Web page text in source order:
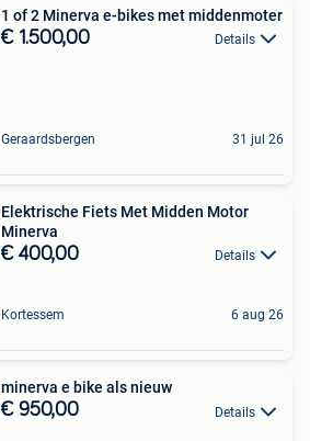
1 of 2 Minerva e-bikes met middenmoter
€ 1.500,00 Details
Geraardsbergen 31 jul 26
Elektrische Fiets Met Midden Motor
Minerva
€ 400,00 Details
Kortessem 6 aug 26
minerva e bike als nieuw
€ 950,00 Details